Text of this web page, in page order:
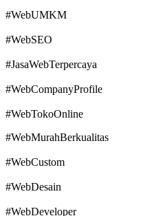
#WebUMKM
#WebSEO
#JasaWebTerpercaya
#WebCompanyProfile
#WebTokoOnline
#WebMurahBerkualitas
#WebCustom
#WebDesain
#WebDeveloper